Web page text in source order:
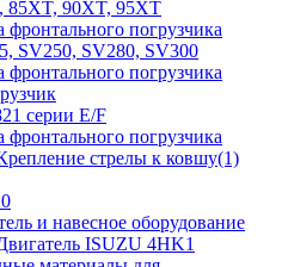
85XT, 90XT, 95XT
фронтального погрузчика
SV250, SV280, SV300
фронтального погрузчика
серии E/F
фронтального погрузчика
стрелы к ковшу(1)
и навесное оборудование
ISUZU 4HK1